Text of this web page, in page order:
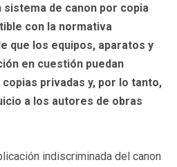
de canon por copia
con la normativa
que los equipos, aparatos y
en cuestión puedan
privadas y, por lo tanto,
a los autores de obras
indiscriminada del canon